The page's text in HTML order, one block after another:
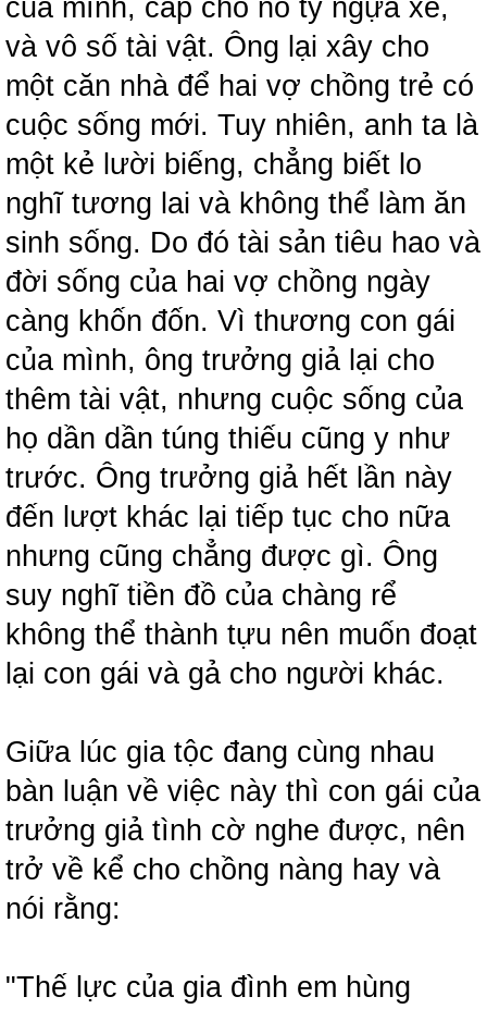
của mình, cấp cho nô tỳ ngựa xe,
và vô số tài vật. Ông lại xây cho
một căn nhà để hai vợ chồng trẻ có
cuộc sống mới. Tuy nhiên, anh ta là
một kẻ lười biếng, chẳng biết lo
nghĩ tương lai và không thể làm ăn
sinh sống. Do đó tài sản tiêu hao và
đời sống của hai vợ chồng ngày
càng khốn đốn. Vì thương con gái
của mình, ông trưởng giả lại cho
thêm tài vật, nhưng cuộc sống của
họ dần dần túng thiếu cũng y như
trước. Ông trưởng giả hết lần này
đến lượt khác lại tiếp tục cho nữa
nhưng cũng chẳng được gì. Ông
suy nghĩ tiền đồ của chàng rể
không thể thành tựu nên muốn đoạt
lại con gái và gả cho người khác.
Giữa lúc gia tộc đang cùng nhau
bàn luận về việc này thì con gái của
trưởng giả tình cờ nghe được, nên
trở về kể cho chồng nàng hay và
nói rằng:
"Thế lực của gia đình em hùng